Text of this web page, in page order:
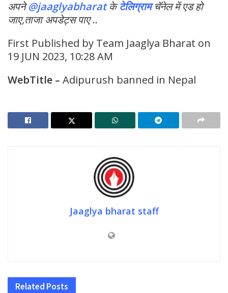
अपने@jaaglyabharat केटेलिग्राम चॅनेल में एड हो
जाए,ताजा अपडेट्स पाए..
First Published by Team Jaaglya Bharat on
19 JUN 2023, 10:28 AM
WebTitle – Adipurush banned in Nepal
Jaaglya bharat staff
Related Posts